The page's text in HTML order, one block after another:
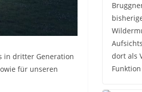
in dritter Generation
für unseren
dort als